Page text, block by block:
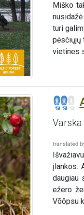
Miško
turi
pėsčiųjų
vietines
įlankos.
daugiau
ežero
Võõpsu